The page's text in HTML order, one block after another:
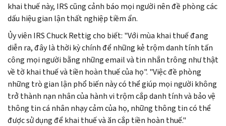
khai thuế này, IRS cũng cảnh báo mọi người nên đề phòng các
dấu hiệu gian lận thất nghiệp tiềm ẩn.
Ủy viên IRSChuck Rettigcho biết: "Với mùa khai thuế đang
diễn ra, đây là thời kỳ chính để những kẻ trộm danh tính tấn
công mọi người bằng những email và tin nhắn trông như thật
về tờ khai thuế và tiền hoàn thuế của họ". "Việc đề phòng
những trò gian lận phổ biến này có thể giúp mọi người không
trở thành nạn nhân của hành vi trộm cắp danh tính và bảo vệ
thông tin cá nhân nhạy cảm của họ, những thông tin có thể
được sử dụng để khai thuế và ăn cắp tiền hoàn thuế."